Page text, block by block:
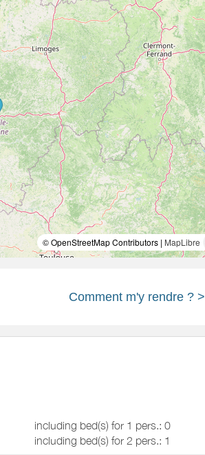
© OpenStreetMap Contributors | MapLibre
Comment m'y rendre ? >
including bed(s) for 1 pers.: 0
including bed(s) for 2 pers.: 1